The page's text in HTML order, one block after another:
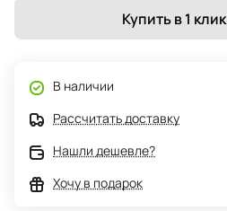
Купить в 1 клик
В наличии
Рассчитать доставку
Нашли дешевле?
Хочу в подарок